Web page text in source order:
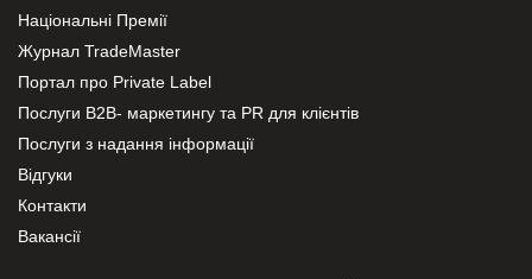
Національні Премії
Журнал TradeMaster
Портал про Private Label
Послуги В2В- маркетингу та PR для клієнтів
Послуги з надання інформації
Відгуки
Контакти
Вакансії